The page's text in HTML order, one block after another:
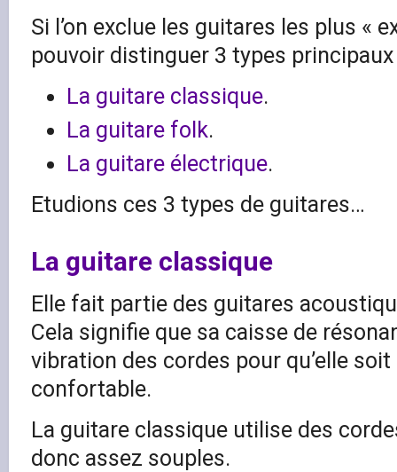
Si l’on exclue les guitares les plus «
pouvoir distinguer 3 types principaux
La guitare classique.
La guitare folk.
La guitare électrique.
Etudions ces 3 types de guitares…
La guitare classique
Elle fait partie des guitares
Cela signifie que sa caisse de
vibration des cordes pour qu’elle
confortable.
La guitare classique utilise des
donc assez souples.